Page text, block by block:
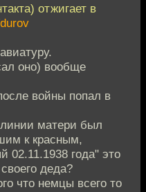
отжигает в
оно) вообще
войны попал в
матери был
к красным,
02.11.1938 года" это
деда?
что немцы всего то